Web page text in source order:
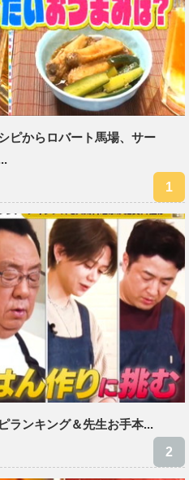
ピからロバート馬場、サー
ランキング＆先生お手本...